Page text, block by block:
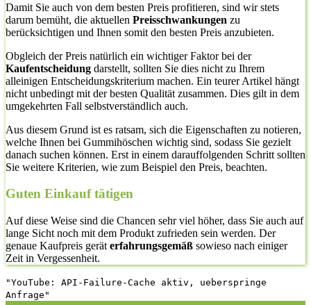
Damit Sie auch von dem besten Preis profitieren, sind wir stets
darum bemüht, die aktuellen Preisschwankungen zu
berücksichtigen und Ihnen somit den besten Preis anzubieten.
Obgleich der Preis natürlich ein wichtiger Faktor bei der
Kaufentscheidung darstellt, sollten Sie dies nicht zu Ihrem
alleinigen Entscheidungskriterium machen. Ein teurer Artikel hängt
nicht unbedingt mit der besten Qualität zusammen. Dies gilt in dem
umgekehrten Fall selbstverständlich auch.
Aus diesem Grund ist es ratsam, sich die Eigenschaften zu notieren,
welche Ihnen bei Gummihöschen wichtig sind, sodass Sie gezielt
danach suchen können. Erst in einem darauffolgenden Schritt sollten
Sie weitere Kriterien, wie zum Beispiel den Preis, beachten.
Guten Einkauf tätigen
Auf diese Weise sind die Chancen sehr viel höher, dass Sie auch auf
lange Sicht noch mit dem Produkt zufrieden sein werden. Der
genaue Kaufpreis gerät erfahrungsgemäß sowieso nach einiger
Zeit in Vergessenheit.
"YouTube: API-Failure-Cache aktiv, ueberspringe
Anfrage"